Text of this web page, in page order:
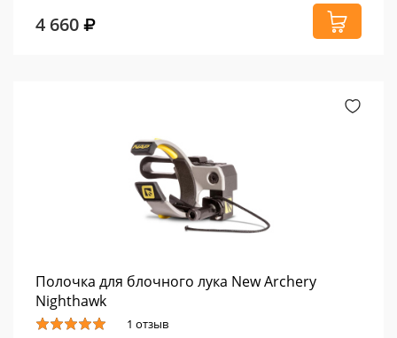
4 660
Полочка для блочного лука New Archery
Nighthawk
1 отзыв